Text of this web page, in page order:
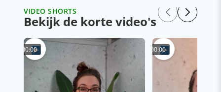
VIDEO SHORTS
Bekijk de korte video's
00:00 00:00